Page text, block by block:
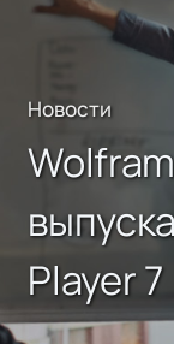
Новости
Player 7